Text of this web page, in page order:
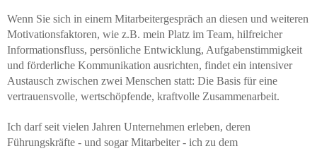
Wenn Sie sich in einem Mitarbeitergespräch an diesen und weiteren
Motivationsfaktoren, wie z.B. mein Platz im Team, hilfreicher
Informationsfluss, persönliche Entwicklung, Aufgabenstimmigkeit
und förderliche Kommunikation ausrichten, findet ein intensiver
Austausch zwischen zwei Menschen statt: Die Basis für eine
vertrauensvolle, wertschöpfende, kraftvolle Zusammenarbeit.
Ich darf seit vielen Jahren Unternehmen erleben, deren
Führungskräfte - und sogar Mitarbeiter - ich zu dem